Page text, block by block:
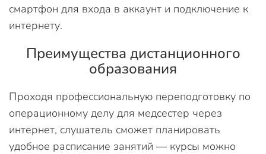
смартфон для входа в аккаунт и подключение к
интернету.
Преимущества дистанционного
образования
Проходя профессиональную переподготовку по
операционному делу для медсестер через
интернет, слушатель сможет планировать
удобное расписание занятий — курсы можно